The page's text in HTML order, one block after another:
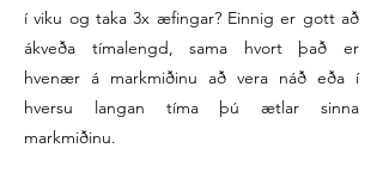
í viku og taka 3x æfingar? Einnig er gott að
ákveða tímalengd, sama hvort það er
hvenær á markmiðinu að vera náð eða í
hversu langan tíma þú ætlar sinna
markmiðinu.